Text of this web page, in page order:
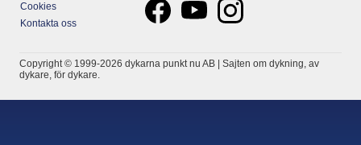
Cookies
Kontakta oss
Copyright © 1999-2026 dykarna punkt nu AB | Sajten om dykning, av
dykare, för dykare.